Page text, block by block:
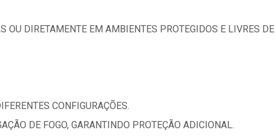
OU DIRETAMENTE EM AMBIENTES PROTEGIDOS E LIVRES DE
CONFIGURAÇÕES.
DE FOGO, GARANTINDO PROTEÇÃO ADICIONAL.